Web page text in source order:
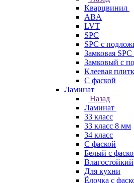
Кварцвинил
ABA
LVT
SPC
SPC с
Замковая SPC
Замковый с
Клеевая
С фаской
Ламинат
Назад
Ламинат
33 класс
33 класс 8 мм
34 класс
C фаской
Белый с
Влагостойкий
Для кухни
Ёлочка с